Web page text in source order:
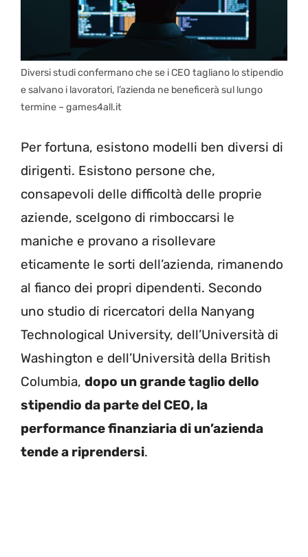
Diversi studi confermano che se i CEO tagliano lo stipendio
e salvano i lavoratori, l’azienda ne beneficerà sul lungo
termine – games4all.it
Per fortuna, esistono modelli ben diversi di
dirigenti. Esistono persone che,
consapevoli delle difficoltà delle proprie
aziende, scelgono di rimboccarsi le
maniche e provano a risollevare
eticamente le sorti dell’azienda, rimanendo
al fianco dei propri dipendenti. Secondo
uno studio di ricercatori della Nanyang
Technological University, dell’Università di
Washington e dell’Università della British
Columbia, dopo un grande taglio dello
stipendio da parte del CEO, la
performance finanziaria di un’azienda
tende a riprendersi.